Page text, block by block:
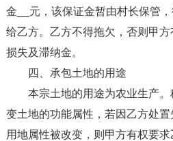
金__元，该保证金暂由村长保管
给乙方。乙方不得拖欠，否则甲
损失及滞纳金。
四、承包土地的用途
本宗土地的用途为农业生产
变土地的功能属性，若因乙方处
用地属性被改变，则甲方有权要